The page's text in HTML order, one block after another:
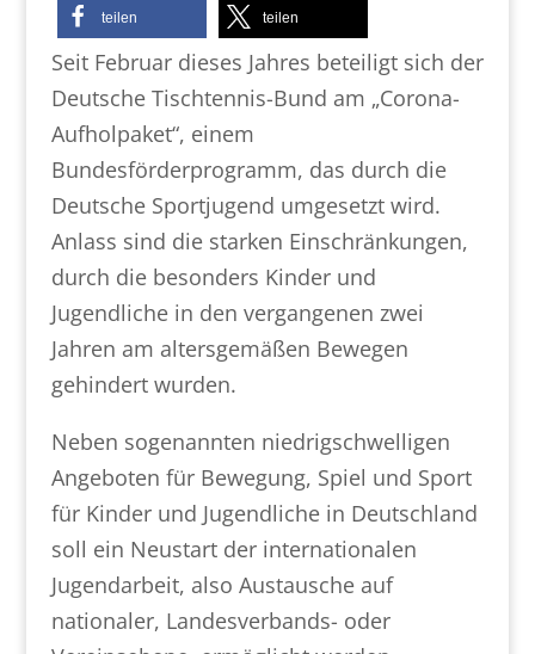
teilen teilen
Seit Februar dieses Jahres beteiligt sich der
Deutsche Tischtennis-Bund am „Corona-
Aufholpaket“, einem
Bundesförderprogramm, das durch die
Deutsche Sportjugend umgesetzt wird.
Anlass sind die starken Einschränkungen,
durch die besonders Kinder und
Jugendliche in den vergangenen zwei
Jahren am altersgemäßen Bewegen
gehindert wurden.
Neben sogenannten niedrigschwelligen
Angeboten für Bewegung, Spiel und Sport
für Kinder und Jugendliche in Deutschland
soll ein Neustart der internationalen
Jugendarbeit, also Austausche auf
nationaler, Landesverbands- oder